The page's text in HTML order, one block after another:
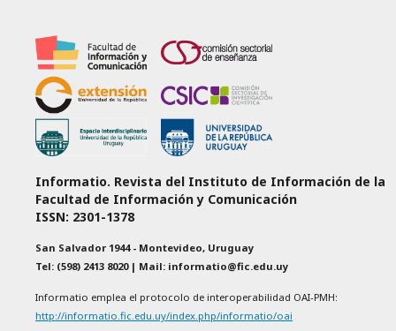
Informatio. Revista del Instituto de Información de la
Facultad de Información y Comunicación
ISSN: 2301-1378
San Salvador 1944 - Montevideo, Uruguay
Tel: (598) 2413 8020 | Mail: informatio@fic.edu.uy
Informatio emplea el protocolo de interoperabilidad OAI-PMH:
http://informatio.fic.edu.uy/index.php/informatio/oai